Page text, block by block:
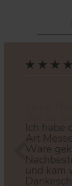
Zurück